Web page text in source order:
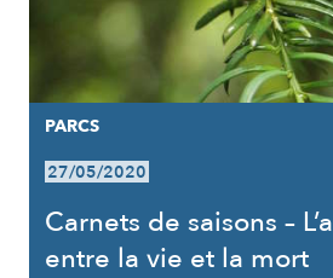
PARCS
27/05/2020
Carnets de saisons –
entre la vie et la mort